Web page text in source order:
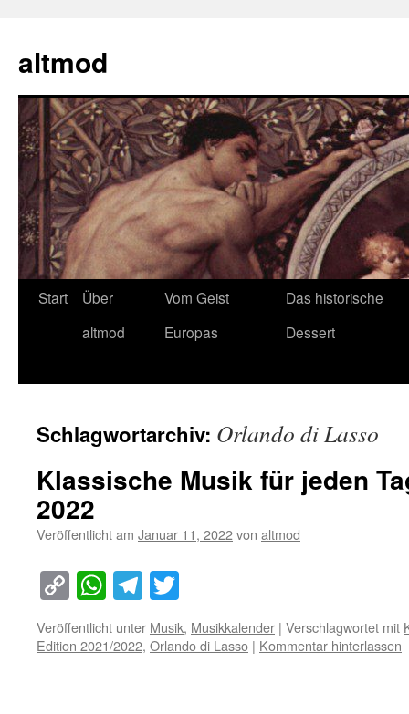
springen
altmod
Start
Über
altmod
Vom Geist
Europas
Das historische
Dessert
Schlagwortarchiv: Orlando di Lasso
Klassische Musik für jeden
2022
Veröffentlicht am Januar 11, 2022von altmod
Copy
Link
WhatsApp
Telegram
Veröffentlicht unter Musik, Musikkalender | Verschlagwortet mit
Edition 2021/2022, Orlando di Lasso | Kommentar hinterlassen